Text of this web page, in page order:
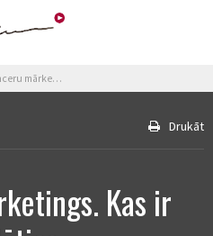
– izvēlēties ietekmīgāko influenceri vai atbilstošāko?
Drukāt
Kas ir